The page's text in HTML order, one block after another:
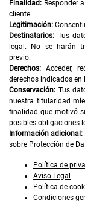
Finalidad: Responder
cliente.
Legitimación:
Destinatarios: Tus
legal. No se harán
previo.
Derechos: Acceder,
derechos indicados
Conservación: Tus
nuestra titularidad
finalidad que motivó
posibles obligaciones
Información adicional:
sobre Protección de
Política de
Aviso Legal
Política de
Condiciones